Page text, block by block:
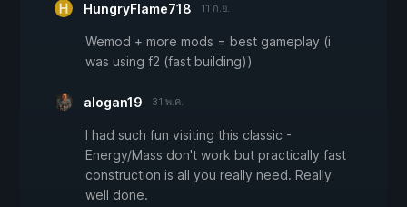
HungryFlame718 11 ก.ย.
Wemod + more mods = best gameplay (i
was using f2 (fast building))
alogan19 31 พ.ค.
I had such fun visiting this classic -
Energy/Mass don't work but practically fast
construction is all you really need. Really
well done.